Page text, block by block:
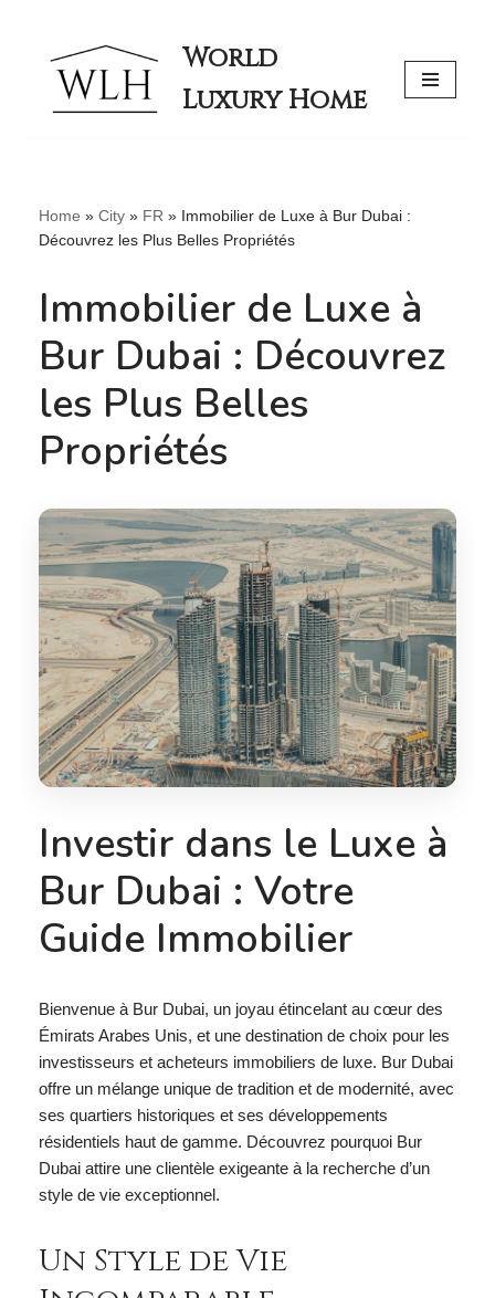
Skip
World
Luxury Home
Home » City » FR » Immobilier de Luxe à Bur Dubai :
Découvrez les Plus Belles Propriétés
Immobilier de Luxe à
Bur Dubai : Découvrez
les Plus Belles
Propriétés
Investir dans le Luxe à
Bur Dubai : Votre
Guide Immobilier
Bienvenue à Bur Dubai, un joyau étincelant au cœur des
Émirats Arabes Unis, et une destination de choix pour les
investisseurs et acheteurs immobiliers de luxe. Bur Dubai
offre un mélange unique de tradition et de modernité, avec
ses quartiers historiques et ses développements
résidentiels haut de gamme. Découvrez pourquoi Bur
Dubai attire une clientèle exigeante à la recherche d’un
style de vie exceptionnel.
Un Style de Vie